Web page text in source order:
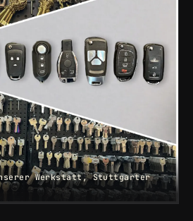
Werkstatt, Stuttgarter